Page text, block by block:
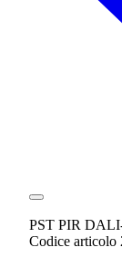
PST PIR
Codice articolo